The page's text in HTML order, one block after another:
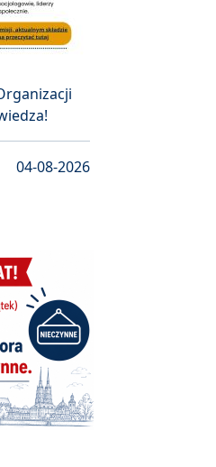
04-08-2026